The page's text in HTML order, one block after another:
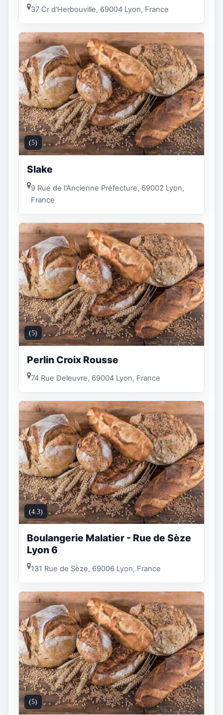
37 Cr d'Herbouville, 69004 Lyon, France
(5)
Slake
9 Rue de l'Ancienne Préfecture, 69002 Lyon,
France
(5)
Perlin Croix Rousse
74 Rue Deleuvre, 69004 Lyon, France
(4.3)
Boulangerie Malatier - Rue de Sèze
Lyon 6
131 Rue de Sèze, 69006 Lyon, France
(5)